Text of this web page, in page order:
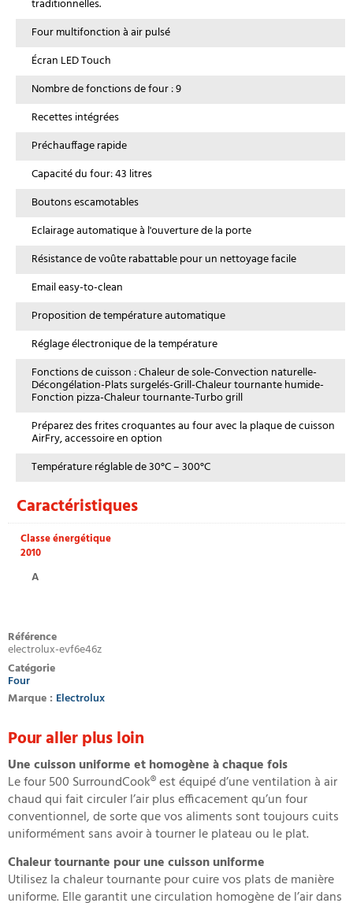
traditionnelles.
Four multifonction à air pulsé
Écran LED Touch
Nombre de fonctions de four : 9
Recettes intégrées
Préchauffage rapide
Capacité du four: 43 litres
Boutons escamotables
Eclairage automatique à l'ouverture de la porte
Résistance de voûte rabattable pour un nettoyage facile
Email easy-to-clean
Proposition de température automatique
Réglage électronique de la température
Fonctions de cuisson : Chaleur de sole-Convection naturelle-
Décongélation-Plats surgelés-Grill-Chaleur tournante humide-
Fonction pizza-Chaleur tournante-Turbo grill
Préparez des frites croquantes au four avec la plaque de cuisson
AirFry, accessoire en option
Température réglable de 30°C – 300°C
Caractéristiques
Classe énergétique
2010
A
Référence
electrolux-evf6e46z
Catégorie
Four
Marque : Electrolux
Pour aller plus loin
Une cuisson uniforme et homogène à chaque fois
Le four 500 SurroundCook® est équipé d’une ventilation à air
chaud qui fait circuler l’air plus efficacement qu’un four
conventionnel, de sorte que vos aliments sont toujours cuits
uniformément sans avoir à tourner le plateau ou le plat.
Chaleur tournante pour une cuisson uniforme
Utilisez la chaleur tournante pour cuire vos plats de manière
uniforme. Elle garantit une circulation homogène de l’air dans